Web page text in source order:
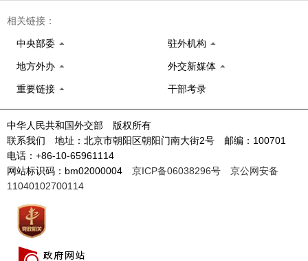
相关链接：
中央部委 驻外机构
地方外办 外交新媒体
重要链接 干部考录
中华人民共和国外交部 版权所有
联系我们 地址：北京市朝阳区朝阳门南大街2号 邮编：100701
电话：+86-10-65961114
网站标识码：bm02000004 京ICP备06038296号
京公网安备
11040102700114